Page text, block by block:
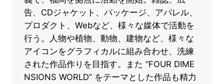
告、CDジャケット、パッケージ、アパレル、
プロダクト、Webなど、様々な媒体で活動を
行う。人物や植物、動物、建物など、様々な
アイコンをグラフィカルに組み合わせ、洗練
された作品作りを目指す。また “FOUR DIME
NSIONS WORLD” をテーマとした作品も精力